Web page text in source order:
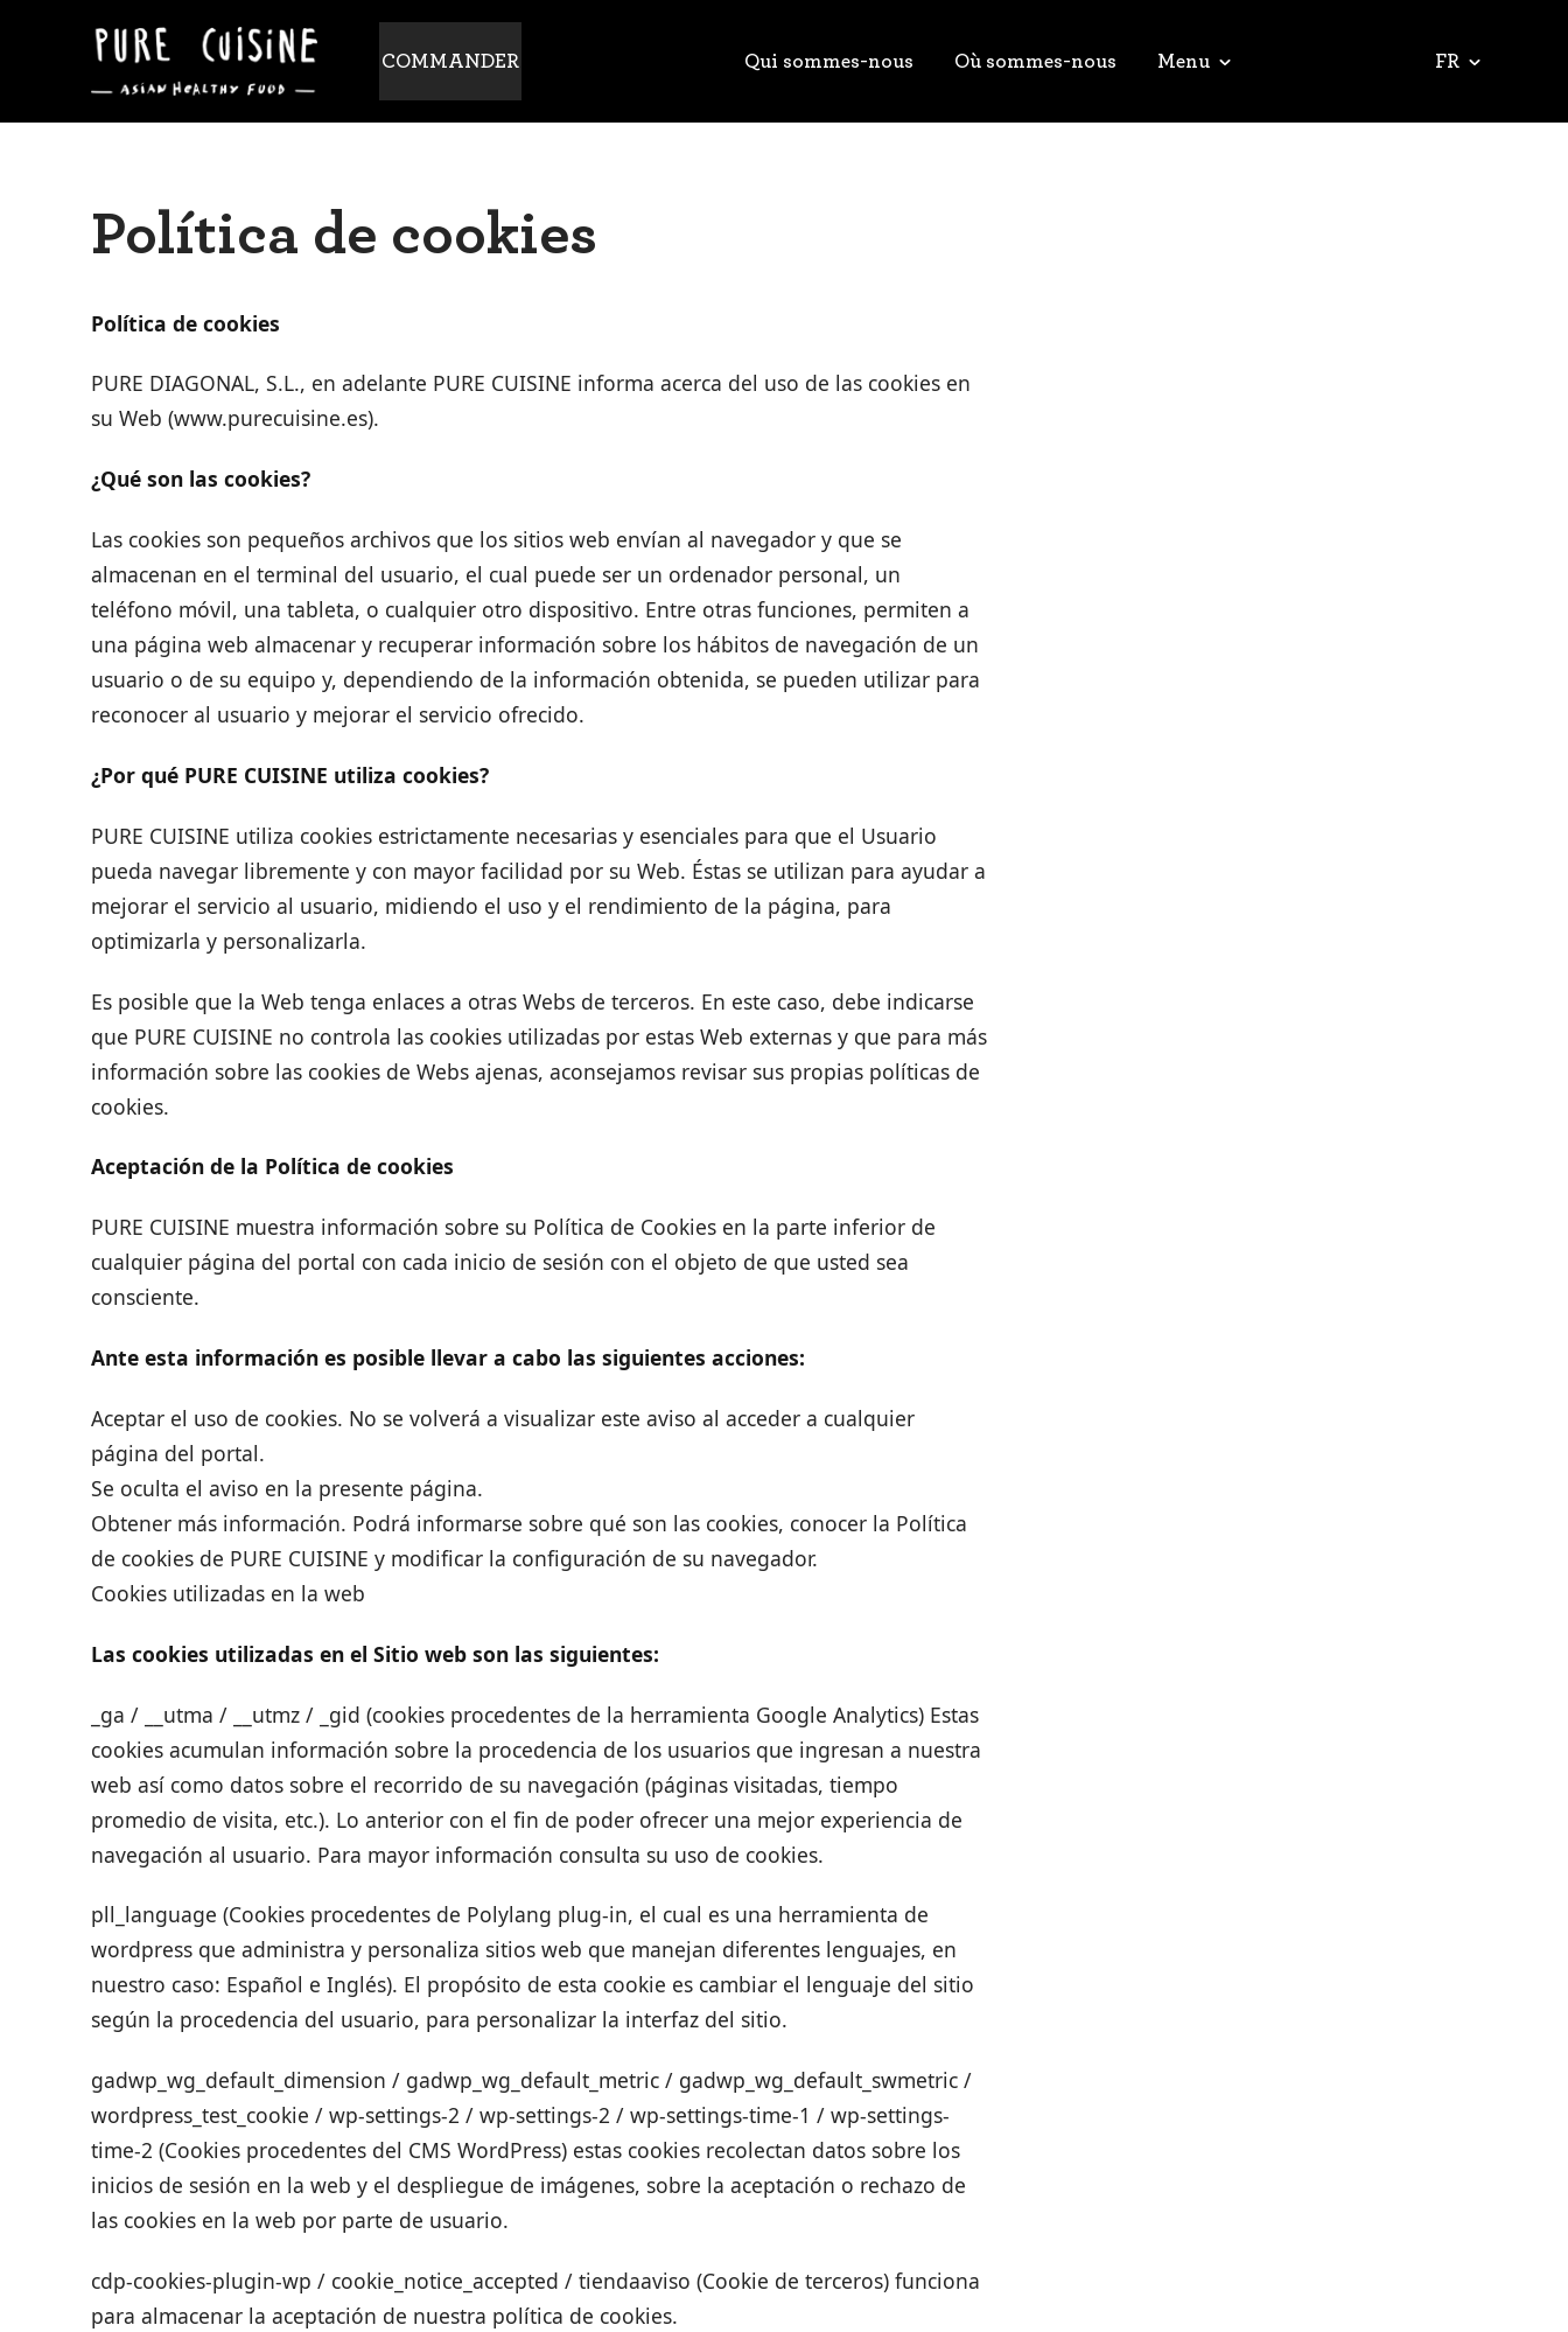
COMMANDER Qui sommes-nous Où sommes-nous Menu FR
Política de cookies
Política de cookies
PURE DIAGONAL, S.L., en adelante PURE CUISINE informa acerca del uso de las cookies en
su Web (www.purecuisine.es).
¿Qué son las cookies?
Las cookies son pequeños archivos que los sitios web envían al navegador y que se
almacenan en el terminal del usuario, el cual puede ser un ordenador personal, un
teléfono móvil, una tableta, o cualquier otro dispositivo. Entre otras funciones, permiten a
una página web almacenar y recuperar información sobre los hábitos de navegación de un
usuario o de su equipo y, dependiendo de la información obtenida, se pueden utilizar para
reconocer al usuario y mejorar el servicio ofrecido.
¿Por qué PURE CUISINE utiliza cookies?
PURE CUISINE utiliza cookies estrictamente necesarias y esenciales para que el Usuario
pueda navegar libremente y con mayor facilidad por su Web. Éstas se utilizan para ayudar a
mejorar el servicio al usuario, midiendo el uso y el rendimiento de la página, para
optimizarla y personalizarla.
Es posible que la Web tenga enlaces a otras Webs de terceros. En este caso, debe indicarse
que PURE CUISINE no controla las cookies utilizadas por estas Web externas y que para más
información sobre las cookies de Webs ajenas, aconsejamos revisar sus propias políticas de
cookies.
Aceptación de la Política de cookies
PURE CUISINE muestra información sobre su Política de Cookies en la parte inferior de
cualquier página del portal con cada inicio de sesión con el objeto de que usted sea
consciente.
Ante esta información es posible llevar a cabo las siguientes acciones:
Aceptar el uso de cookies. No se volverá a visualizar este aviso al acceder a cualquier
página del portal.
Se oculta el aviso en la presente página.
Obtener más información. Podrá informarse sobre qué son las cookies, conocer la Política
de cookies de PURE CUISINE y modificar la configuración de su navegador.
Cookies utilizadas en la web
Las cookies utilizadas en el Sitio web son las siguientes:
_ga / __utma / __utmz / _gid (cookies procedentes de la herramienta Google Analytics) Estas
cookies acumulan información sobre la procedencia de los usuarios que ingresan a nuestra
web así como datos sobre el recorrido de su navegación (páginas visitadas, tiempo
promedio de visita, etc.). Lo anterior con el fin de poder ofrecer una mejor experiencia de
navegación al usuario. Para mayor información consulta su uso de cookies.
pll_language (Cookies procedentes de Polylang plug-in, el cual es una herramienta de
wordpress que administra y personaliza sitios web que manejan diferentes lenguajes, en
nuestro caso: Español e Inglés). El propósito de esta cookie es cambiar el lenguaje del sitio
según la procedencia del usuario, para personalizar la interfaz del sitio.
gadwp_wg_default_dimension / gadwp_wg_default_metric / gadwp_wg_default_swmetric /
wordpress_test_cookie / wp-settings-2 / wp-settings-2 / wp-settings-time-1 / wp-settings-
time-2 (Cookies procedentes del CMS WordPress) estas cookies recolectan datos sobre los
inicios de sesión en la web y el despliegue de imágenes, sobre la aceptación o rechazo de
las cookies en la web por parte de usuario.
cdp-cookies-plugin-wp / cookie_notice_accepted / tiendaaviso (Cookie de terceros) funciona
para almacenar la aceptación de nuestra política de cookies.